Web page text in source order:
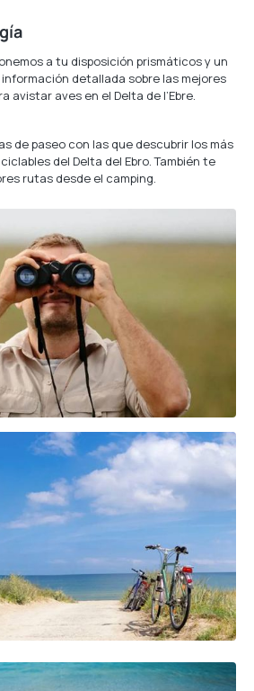
a tu disposición prismáticos y un
detallada sobre las mejores
avistar aves en el Delta de l’Ebre.
de paseo con las que descubrir los más
del Delta del Ebro. También te
rutas desde el camping.